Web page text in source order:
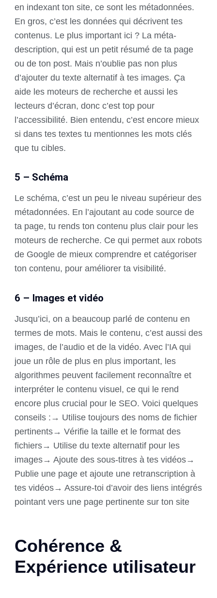
en indexant ton site, ce sont les métadonnées.
En gros, c’est les données qui décrivent tes
contenus. Le plus important ici ? La méta-
description, qui est un petit résumé de ta page
ou de ton post. Mais n’oublie pas non plus
d’ajouter du texte alternatif à tes images. Ça
aide les moteurs de recherche et aussi les
lecteurs d’écran, donc c’est top pour
l’accessibilité. Bien entendu, c’est encore mieux
si dans tes textes tu mentionnes les mots clés
que tu cibles.
5 – Schéma
Le schéma, c’est un peu le niveau supérieur des
métadonnées. En l’ajoutant au code source de
ta page, tu rends ton contenu plus clair pour les
moteurs de recherche. Ce qui permet aux robots
de Google de mieux comprendre et catégoriser
ton contenu, pour améliorer ta visibilité.
6 – Images et vidéo
Jusqu’ici, on a beaucoup parlé de contenu en
termes de mots. Mais le contenu, c’est aussi des
images, de l’audio et de la vidéo. Avec l’IA qui
joue un rôle de plus en plus important, les
algorithmes peuvent facilement reconnaître et
interpréter le contenu visuel, ce qui le rend
encore plus crucial pour le SEO. Voici quelques
conseils :→ Utilise toujours des noms de fichier
pertinents→ Vérifie la taille et le format des
fichiers→ Utilise du texte alternatif pour les
images→ Ajoute des sous-titres à tes vidéos→
Publie une page et ajoute une retranscription à
tes vidéos→ Assure-toi d’avoir des liens intégrés
pointant vers une page pertinente sur ton site
Cohérence &
Expérience utilisateur